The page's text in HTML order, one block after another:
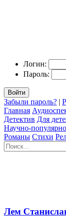
Логин:
Пароль:
Войти
Забыли пароль? |
Главная
Детектив Для
Научно-
Романы Стихи
Лем